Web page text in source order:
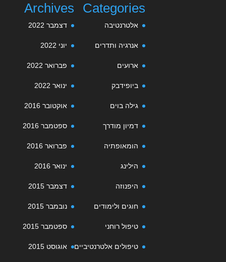
Archives
דצמבר 2022
יוני 2022
פברואר 2022
ינואר 2022
אוקטובר 2016
ספטמבר 2016
פברואר 2016
ינואר 2016
דצמבר 2015
נובמבר 2015
ספטמבר 2015
אוגוסט 2015
Categories
אלטרנטיבה
אנרגיה ותדרים
ארועים
ביופידבק
גילה בוים
דמיון מודרך
הומאופתיה
הילינג
היפנוזה
חוגים ולימודים
טיפול רוחני
טיפולים אלטרנטיביים